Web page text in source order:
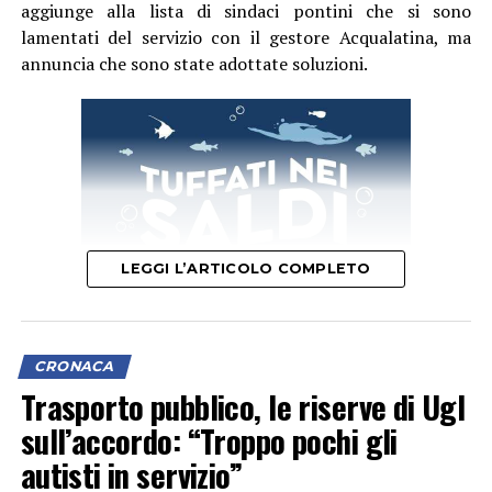
aggiunge alla lista di sindaci pontini che si sono
lamentati del servizio con il gestore Acqualatina, ma
annuncia che sono state adottate soluzioni.
“In questi ultimi giorni – spiega in una nota – la carenza
idrica è diventata un enorme problema per Ponza, con
intere zone dell’isola rimaste senza servizio. Le cause,
diverse tra loro, possono essere ricondotte
LEGGI L’ARTICOLO COMPLETO
CRONACA
Trasporto pubblico, le riserve di Ugl
sull’accordo: “Troppo pochi gli
autisti in servizio”